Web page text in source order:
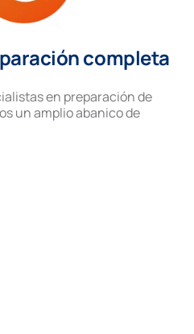
completa
en preparación de
un amplio abanico de